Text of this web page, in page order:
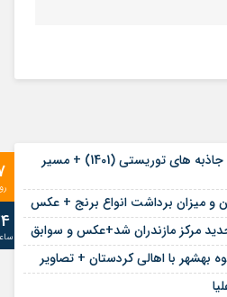
نقشه گردشگری مازندران و جاذبه های توریستی (1401) + مسیر
و میزان برداشت انواع برنج + عکس
مرکز مازندران شد+عکس و سوابق